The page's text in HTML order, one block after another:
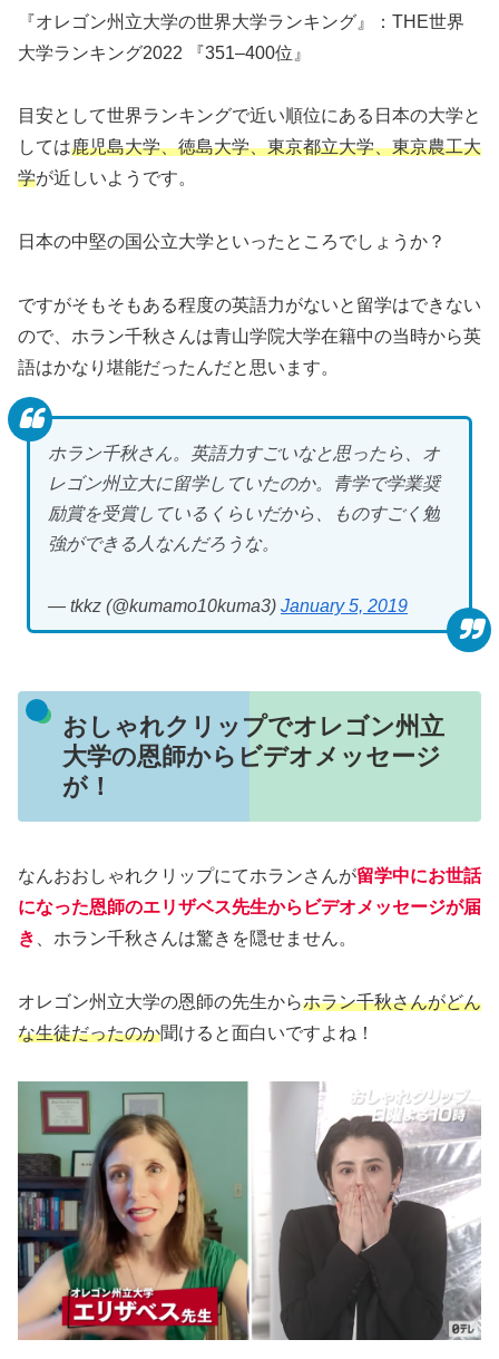
『オレゴン州立大学の世界大学ランキング』：THE世界
大学ランキング2022 『351–400位』
目安として世界ランキングで近い順位にある日本の大学と
しては鹿児島大学、徳島大学、東京都立大学、東京農工大
学が近しいようです。
日本の中堅の国公立大学といったところでしょうか？
ですがそもそもある程度の英語力がないと留学はできない
ので、ホラン千秋さんは青山学院大学在籍中の当時から英
語はかなり堪能だったんだと思います。
ホラン千秋さん。英語力すごいなと思ったら、オ
レゴン州立大に留学していたのか。青学で学業奨
励賞を受賞しているくらいだから、ものすごく勉
強ができる人なんだろうな。
— tkkz (@kumamo10kuma3) January 5, 2019
おしゃれクリップでオレゴン州立
大学の恩師からビデオメッセージ
が！
なんおおしゃれクリップにてホランさんが留学中にお世話
になった恩師のエリザベス先生からビデオメッセージが届
き
、ホラン千秋さんは驚きを隠せません。
オレゴン州立大学の恩師の先生からホラン千秋さんがどん
な生徒だったのか聞けると面白いですよね！